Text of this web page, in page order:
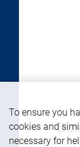
To ensure you
cookies and
necessary for